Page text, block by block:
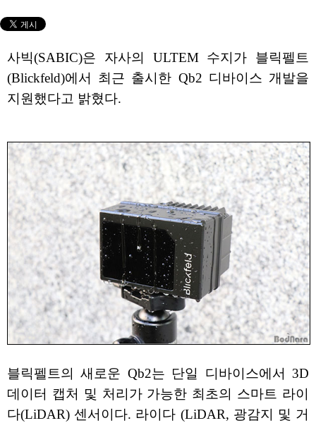
사빅(SABIC)은 자사의 ULTEM 수지가 블릭펠트
(Blickfeld)에서 최근 출시한 Qb2 디바이스 개발을
지원했다고 밝혔다.
블릭펠트의 새로운 Qb2는 단일 디바이스에서 3D
데이터 캡처 및 처리가 가능한 최초의 스마트 라이
다(LiDAR) 센서이다. 라이다 (LiDAR, 광감지 및 거